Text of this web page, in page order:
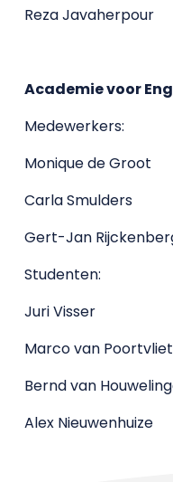
Reza Javaherpour
Academie voor
Medewerkers:
Monique de Groot
Carla Smulders
Gert-Jan
Studenten:
Juri Visser
Marco van Poortvliet
Bernd van
Alex Nieuwenhuize